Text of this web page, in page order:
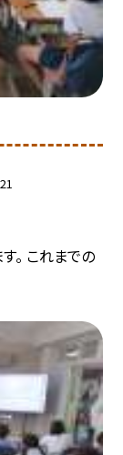
。 これまでの